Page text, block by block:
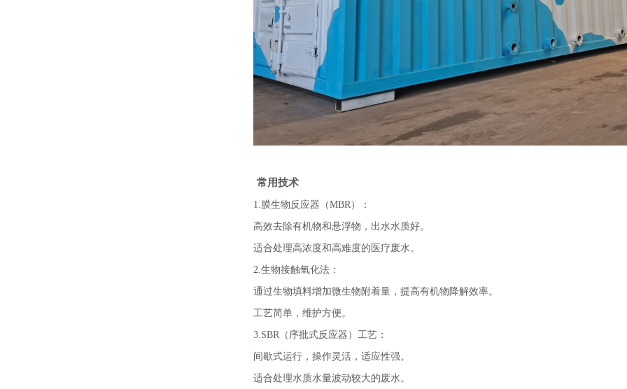
常用技术
1.膜生物反应器（MBR）：
高效去除有机物和悬浮物，出水水质好。
适合处理高浓度和高难度的医疗废水。
2.生物接触氧化法：
通过生物填料增加微生物附着量，提高有机物降解效率。
工艺简单，维护方便。
3.SBR（序批式反应器）工艺：
间歇式运行，操作灵活，适应性强。
适合处理水质水量波动较大的废水。